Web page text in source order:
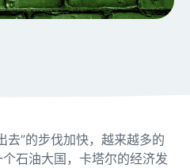
去”的步伐加快，越来越多的
石油大国，卡塔尔的经济发